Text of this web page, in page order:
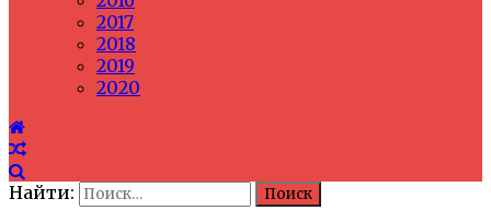
2017
2018
2019
2020
Найти: